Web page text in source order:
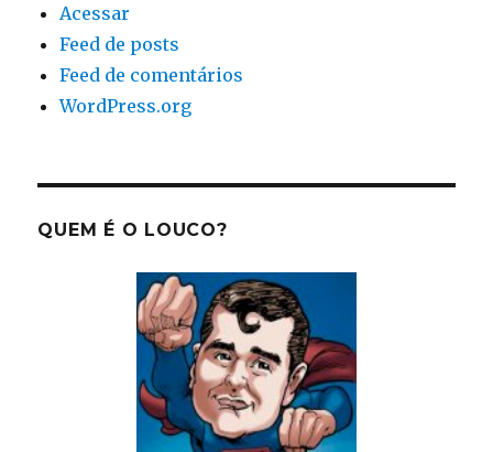
Acessar
Feed de posts
Feed de comentários
WordPress.org
QUEM É O LOUCO?